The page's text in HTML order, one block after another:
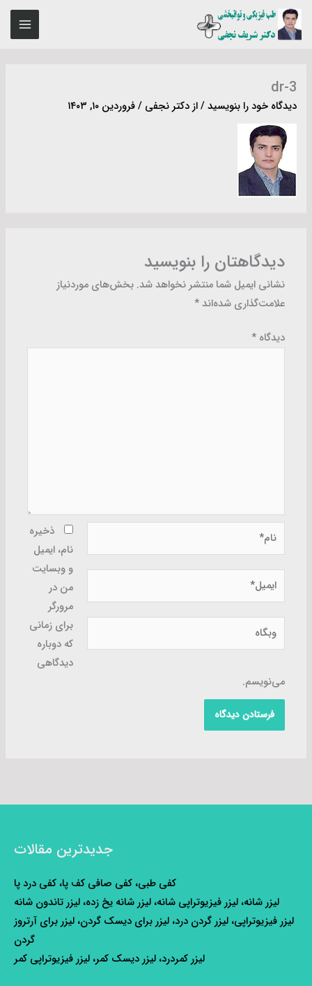
پرش
dr-3
دیدگاه‌ خود را بنویسید/ ازدکتر نجفی/فروردین ۱۰, ۱۴۰۳
دیدگاهتان را بنویسید
نشانی ایمیل شما منتشر نخواهد شد. بخش‌های موردنیاز
علامت‌گذاری شده‌اند*
دیدگاه*
نام*
ایمیل*
وبگاه
ذخیره
نام، ایمیل
و وبسایت
من در
مرورگر
برای زمانی
که دوباره
دیدگاهی
می‌نویسم.
جدیدترین مقالات
کفی طبی، کفی صافی کف پا، کفی درد پا
لیزر شانه، لیزر فیزیوتراپی شانه، لیزر شانه یخ زده، لیزر تاندون شانه
لیزر فیزیوتراپی، لیزر گردن درد، لیزر برای دیسک گردن، لیزر برای آرتروز
گردن
لیزر کمردرد، لیزر دیسک کمر، لیزر فیزیوتراپی کمر